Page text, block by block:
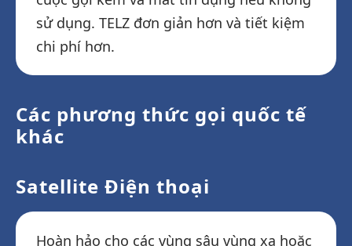
sử dụng. TELZ đơn giản hơn và tiết kiệm
chi phí hơn.
Các phương thức gọi quốc tế
khác
Satellite Điện thoại
Hoàn hảo cho các vùng sâu vùng xa hoặc